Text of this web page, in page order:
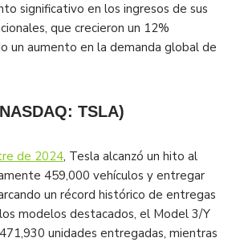
significativo en los ingresos de sus
que crecieron un 12%
un aumento en la demanda global de
TSLA)
de 2024, Tesla alcanzó un hito al
459,000 vehículos y entregar
un récord histórico de entregas
modelos destacados, el Model 3/Y
unidades entregadas, mientras